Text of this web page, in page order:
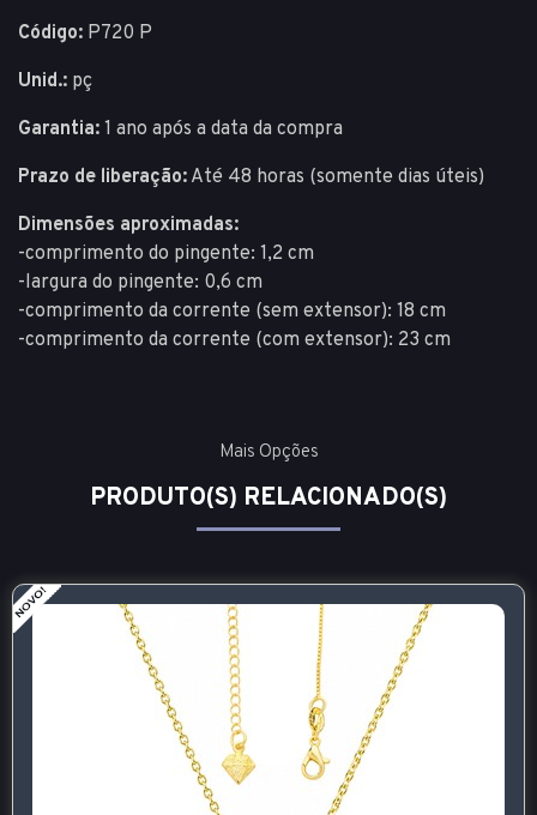
Código: P720 P
Unid.: pç
Garantia: 1 ano após a data da compra
Prazo de liberação: Até 48 horas (somente dias úteis)
Dimensões aproximadas:
-comprimento do pingente: 1,2 cm
-largura do pingente: 0,6 cm
-comprimento da corrente (sem extensor): 18 cm
-comprimento da corrente (com extensor): 23 cm
Mais Opções
PRODUTO(S) RELACIONADO(S)